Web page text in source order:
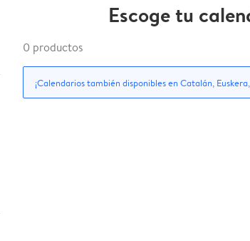
Escoge tu
0 productos
¡Calendarios también disponibles en Catalán,